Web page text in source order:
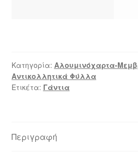
Κατηγορία: Αλουμινόχαρτα-
Αντικολλητικά Φύλλα
Ετικέτα: Γάντια
Περιγραφή